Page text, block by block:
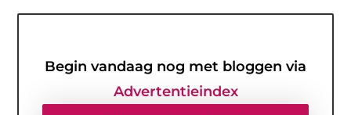
Begin vandaag nog met bloggen via
Advertentieindex